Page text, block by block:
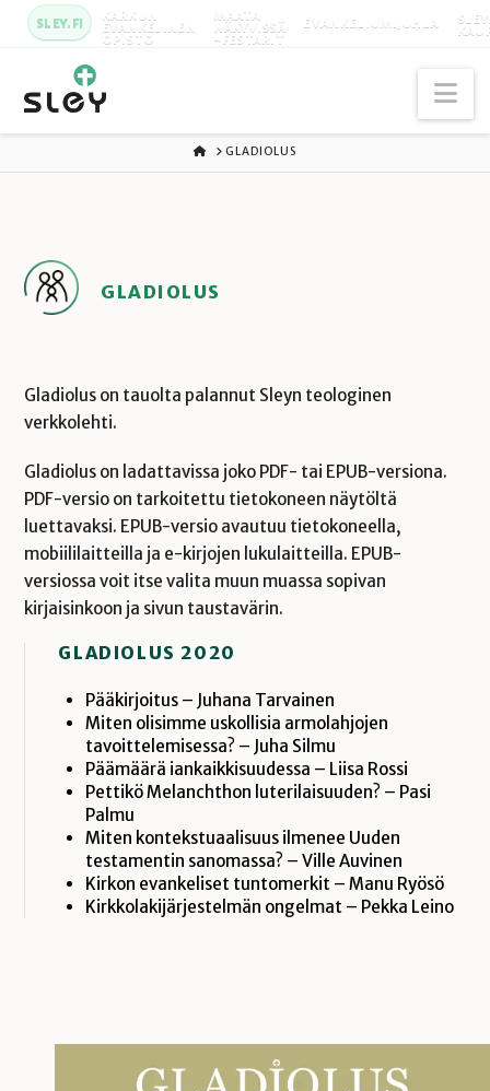
SLEY.FI KARKUN
EVANKELINEN
OPISTO
MAATA
NÄKYVISSÄ
-FESTARIT
EVANKELIUMIJUHLA
ETUSIVU
GLADIOLUS
GLADIOLUS
Gladiolus on tauolta palannut Sleyn teologinen
verkkolehti.
Gladiolus on ladattavissa joko PDF- tai EPUB-versiona.
PDF-versio on tarkoitettu tietokoneen näytöltä
luettavaksi. EPUB-versio avautuu tietokoneella,
mobiililaitteilla ja e-kirjojen lukulaitteilla. EPUB-
versiossa voit itse valita muun muassa sopivan
kirjaisinkoon ja sivun taustavärin.
GLADIOLUS 2020
Pääkirjoitus – Juhana Tarvainen
Miten olisimme uskollisia armolahjojen
tavoittelemisessa? – Juha Silmu
Päämäärä iankaikkisuudessa – Liisa Rossi
Pettikö Melanchthon luterilaisuuden? – Pasi
Palmu
Miten kontekstuaalisuus ilmenee Uuden
testamentin sanomassa? – Ville Auvinen
Kirkon evankeliset tuntomerkit – Manu Ryösö
Kirkkolakijärjestelmän ongelmat – Pekka Leino